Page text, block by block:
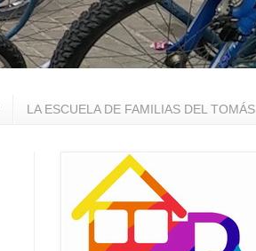
LA ESCUELA DE FAMILIAS DEL TOMÁS